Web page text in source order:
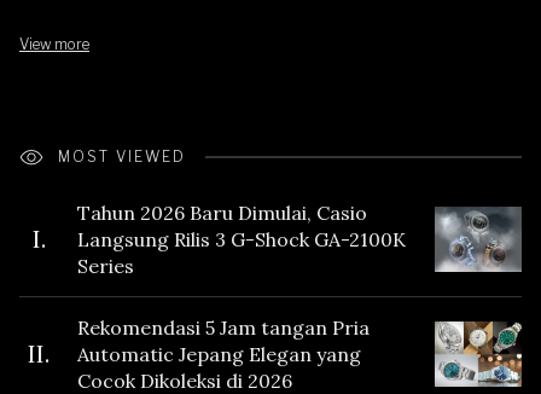
View more
MOST VIEWED
I.
Tahun 2026 Baru Dimulai, Casio
Langsung Rilis 3 G-Shock GA-2100K
Series
II.
Rekomendasi 5 Jam tangan Pria
Automatic Jepang Elegan yang
Cocok Dikoleksi di 2026